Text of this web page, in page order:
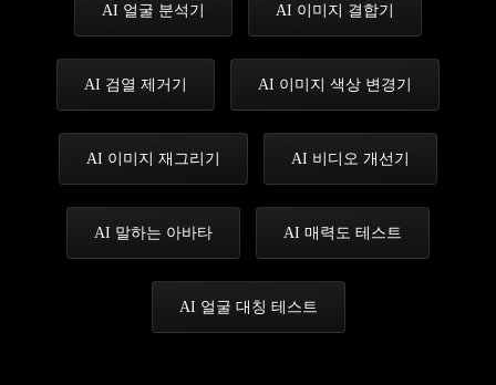
AI 얼굴 분석기 AI 이미지 결합기
AI 검열 제거기 AI 이미지 색상 변경기
AI 이미지 재그리기 AI 비디오 개선기
AI 말하는 아바타 AI 매력도 테스트
AI 얼굴 대칭 테스트